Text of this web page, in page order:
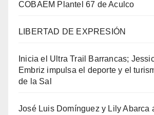
COBAEM Plantel 67 de Aculco
LIBERTAD DE EXPRESIÓN
Inicia el Ultra Trail Barrancas;
Embriz impulsa el deporte y el
de la Sal
José Luis Domínguez y Lily Abarca